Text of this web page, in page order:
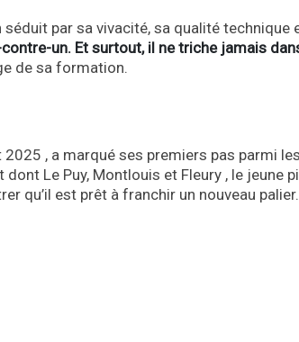
séduit par sa vivacité, sa qualité technique
un. Et surtout, il ne triche jamais
de sa formation.
2025 , a marqué ses premiers pas parmi
Le Puy, Montlouis et Fleury , le jeune
qu’il est prêt à franchir un nouveau palier.